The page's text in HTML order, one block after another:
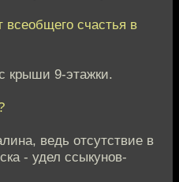
счастья в
крыши 9-этажки.
ведь отсутствие в
- удел ссыкунов-